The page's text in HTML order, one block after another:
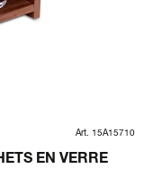
Art. 15A15710
EN VERRE